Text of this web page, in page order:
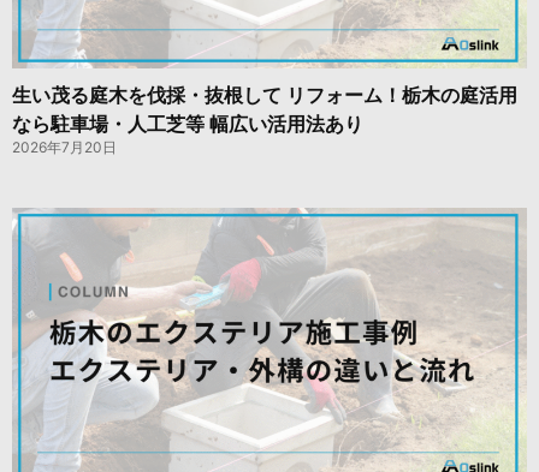
生い茂る庭木を伐採・抜根して リフォーム！栃木の庭活用
なら駐車場・人工芝等 幅広い活用法あり
2026年7月20日